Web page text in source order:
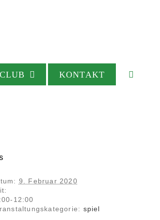
KONTAKT
9. Februar 2020
12:00
spiel